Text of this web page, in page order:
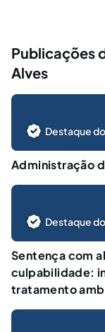
Publicações
Alves
Destaque
Administração
Destaque
Sentença com
culpabilidade:
tratamento